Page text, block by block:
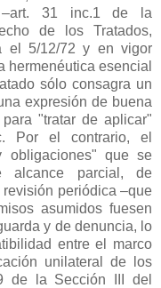
–art. 31 inc.1 de
la
de los Tratados,
el 5/12/72 y en vigor
hermenéutica esencial
sólo consagra un
expresión de buena
"tratar de aplicar"
Por el contrario, el
obligaciones" que se
alcance parcial, de
periódica –que
asumidos fuesen
y de denuncia, lo
entre el marco
unilateral de los
de
la Sección III
del